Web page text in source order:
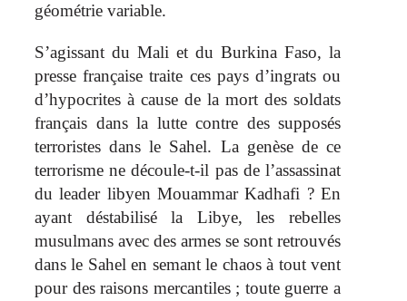
géométrie variable.
S’agissant du Mali et du Burkina Faso, la
presse française traite ces pays d’ingrats ou
d’hypocrites à cause de la mort des soldats
français dans la lutte contre des supposés
terroristes dans le Sahel. La genèse de ce
terrorisme ne découle-t-il pas de l’assassinat
du leader libyen Mouammar Kadhafi ? En
ayant déstabilisé la Libye, les rebelles
musulmans avec des armes se sont retrouvés
dans le Sahel en semant le chaos à tout vent
pour des raisons mercantiles ; toute guerre a